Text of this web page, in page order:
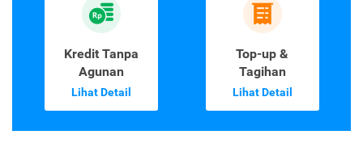
Kredit Tanpa
Agunan
Lihat Detail
Top-up &
Tagihan
Lihat Detail